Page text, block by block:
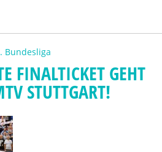
Bundesliga
FINALTICKET GEHT
STUTTGART!